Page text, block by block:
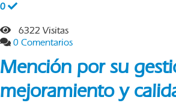
0
6322 Visitas
0 Comentarios
Mención por su
mejoramiento y